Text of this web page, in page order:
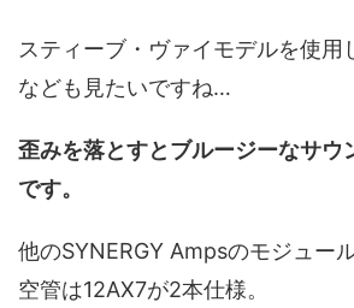
スティーブ・ヴァイモデルを使用
なども見たいですね…
歪みを落とすとブルージーなサウ
です。
他のSYNERGY Ampsのモジュー
空管は12AX7が2本仕様。